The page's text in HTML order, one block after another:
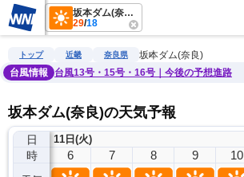
坂本ダム(奈良)
29/18
雨雲レーダー 台風情報 地震情報
トップ 近畿 奈良県
坂本ダム(奈良)
台風情報
台風13号・15号・16号｜今後の予想進路
坂本ダム(奈良)の天気予報
日
時
11日(火)
5 6 7 8 9 10